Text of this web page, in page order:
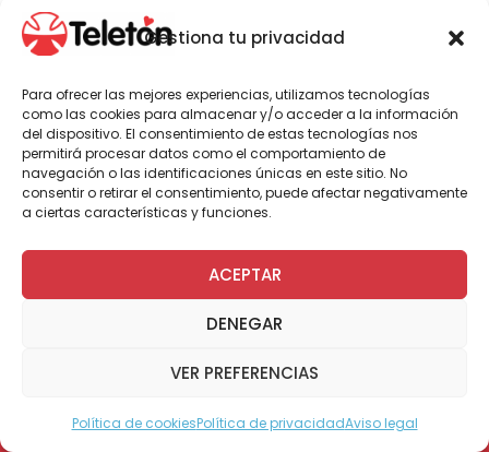
Gestiona tu privacidad
Para ofrecer las mejores experiencias, utilizamos tecnologías
como las cookies para almacenar y/o acceder a la información
del dispositivo. El consentimiento de estas tecnologías nos
permitirá procesar datos como el comportamiento de
navegación o las identificaciones únicas en este sitio. No
consentir o retirar el consentimiento, puede afectar negativamente
a ciertas características y funciones.
ACEPTAR
DENEGAR
VER PREFERENCIAS
Política de cookiesPolítica de privacidadAviso legal
LEER MÁS
Actualidad Voluntariado
23 de julio | 2026
Programa Abre: Voluntariado
de Teletón mejoró
viviendas a nivel nacional
LEER MÁS Modo Accesible